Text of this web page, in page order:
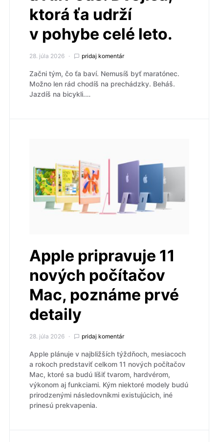
ktorá ťa udrží
v pohybe celé leto.
28. júla 2026 pridaj komentár
Začni tým, čo ťa baví. Nemusíš byť maratónec.
Možno len rád chodíš na prechádzky. Beháš.
Jazdíš na bicykli.…
Apple pripravuje 11
nových počítačov
Mac, poznáme prvé
detaily
28. júla 2026 pridaj komentár
Apple plánuje v najbližších týždňoch, mesiacoch
a rokoch predstaviť celkom 11 nových počítačov
Mac, ktoré sa budú líšiť tvarom, hardvérom,
výkonom aj funkciami. Kým niektoré modely budú
prirodzenými následovníkmi existujúcich, iné
prinesú prekvapenia.